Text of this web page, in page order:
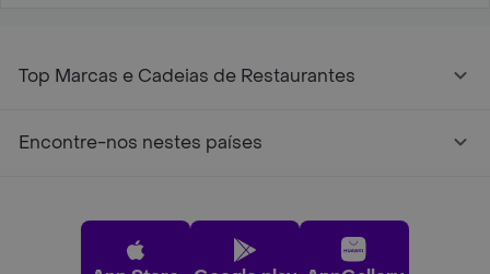
Top Marcas e Cadeias de Restaurantes
Encontre-nos nestes países